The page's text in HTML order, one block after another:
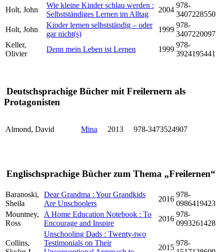
Holt, John
Wie kleine Kinder schlau werden :
Selbstständiges Lernen im Alltag
2004
978-
3407228550
Holt, John
Kinder lernen selbstständig – oder
gar nicht(s)
1999
978-
3407220097
Keller,
Olivier
Denn mein Leben ist Lernen 1999
978-
3924195441
Deutschsprachige Bücher mit Freilernern als
Protagonisten
Almond, David Mina 2013 978-3473524907
Englischsprachige Bücher zum Thema „Freilernen“
Baranoski,
Sheila
Dear Grandma : Your Grandkids
Are Unschoolers
2016
978-
0986419423
Mountney,
Ross
A Home Education Notebook : To
Encourage and Inspire
2016
978-
0993261428
Collins,
Unschooling Dads : Twenty-two
Testimonials on Their
2015
978-